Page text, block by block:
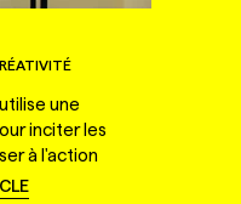
une
inciter les
à l'action